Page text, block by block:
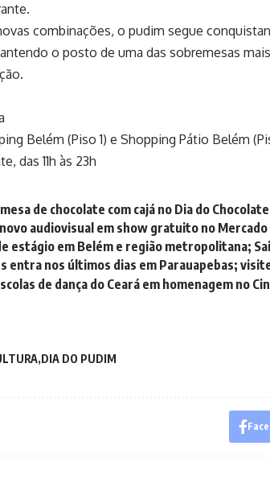
combinações, o pudim segue
o posto de uma das sobremesas
Belém (Piso 1) e Shopping Pátio Belém
das 11h às 23h
de chocolate com cajá no Dia do Chocolate
audiovisual em show gratuito no Mercado
estágio em Belém e região metropolitana;
entra nos últimos dias em Parauapebas;
de dança do Ceará em homenagem no
DIA DO PUDIM